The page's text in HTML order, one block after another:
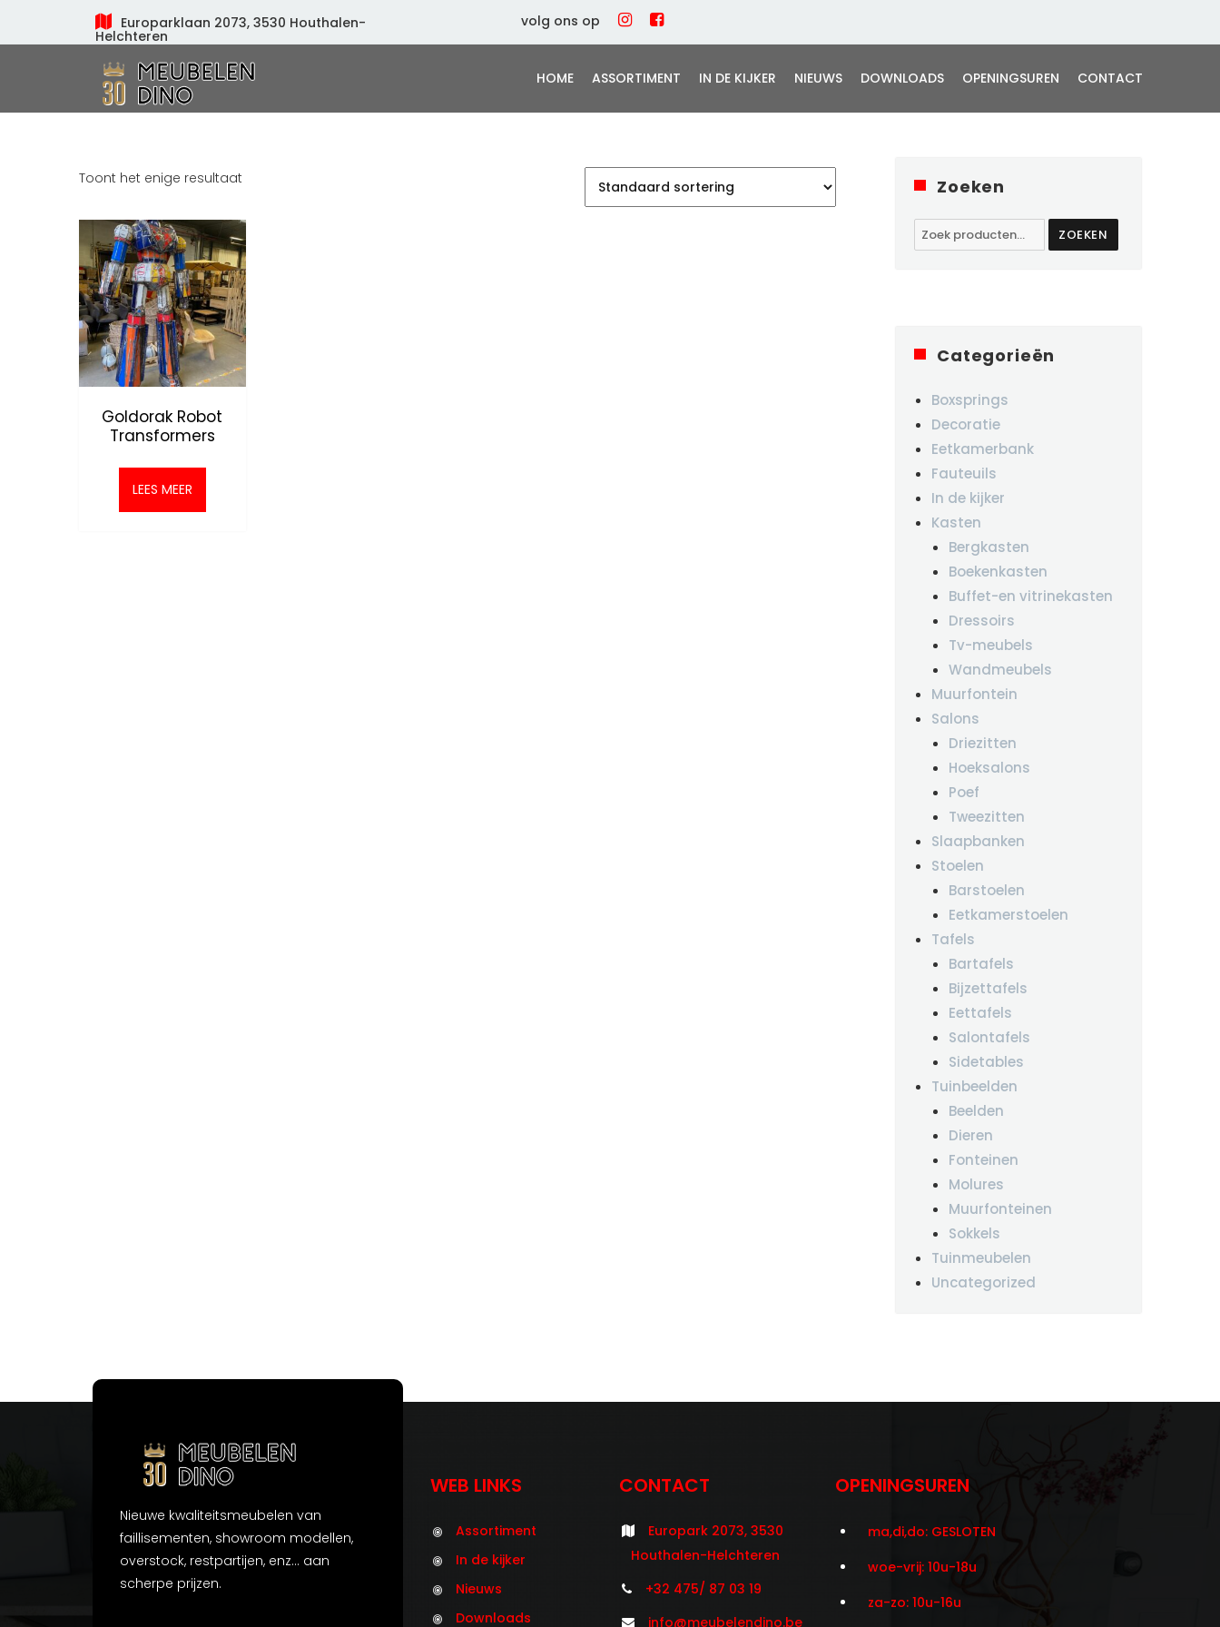
Europarklaan 2073, 3530 Houthalen-
Helchteren
volg ons op
HOME ASSORTIMENT IN DE KIJKER NIEUWS DOWNLOADS OPENINGSUREN CONTACT
Toont het enige resultaat
Goldorak Robot
Transformers
LEES MEER
Zoeken
Zoeken
naar:
ZOEKEN
Categorieën
Boxsprings
Decoratie
Eetkamerbank
Fauteuils
In de kijker
Kasten
Bergkasten
Boekenkasten
Buffet-en vitrinekasten
Dressoirs
Tv-meubels
Wandmeubels
Muurfontein
Salons
Driezitten
Hoeksalons
Poef
Tweezitten
Slaapbanken
Stoelen
Barstoelen
Eetkamerstoelen
Tafels
Bartafels
Bijzettafels
Eettafels
Salontafels
Sidetables
Tuinbeelden
Beelden
Dieren
Fonteinen
Molures
Muurfonteinen
Sokkels
Tuinmeubelen
Uncategorized
Nieuwe kwaliteitsmeubelen van
faillisementen, showroom modellen,
overstock, restpartijen, enz... aan
scherpe prijzen.
WEB LINKS
Assortiment
In de kijker
Nieuws
Downloads
CONTACT
Europark 2073, 3530
Houthalen-Helchteren
+32 475/ 87 03 19
info@meubelendino.be
OPENINGSUREN
ma,di,do: GESLOTEN
woe-vrij: 10u-18u
za-zo: 10u-16u